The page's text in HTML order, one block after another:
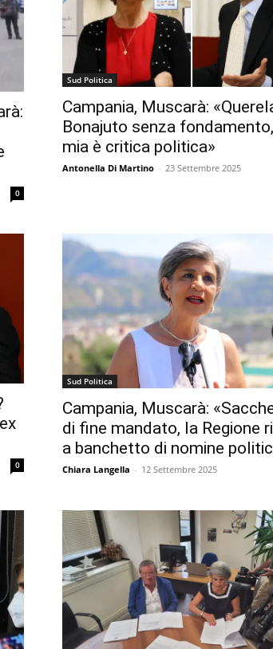
0
Sud Politica
Campania, Muscarà:
Bonajuto senza
mia è critica politica»
Antonella Di Martino - 23 Settembre 2025
0
Sud Politica
Campania, Muscarà:
di fine mandato, la Regione
a banchetto di nomine
Chiara Langella - 12 Settembre 2025